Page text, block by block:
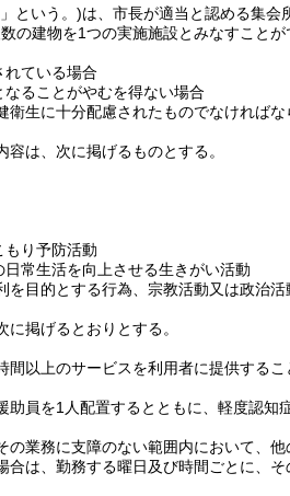
という。)は、市長が適当と認める集会
の建物を1つの実施施設とみなすことが
れている場合
ることがやむを得ない場合
生に十分配慮されたものでなければな
は、次に掲げるものとする。
り予防活動
常生活を向上させる生きがい活動
目的とする行為、宗教活動又は政治活
掲げるとおりとする。
以上のサービスを利用者に提供するこ
助員を1人配置するとともに、軽度認
業務に支障のない範囲内において、他
は、勤務する曜日及び時間ごとに、